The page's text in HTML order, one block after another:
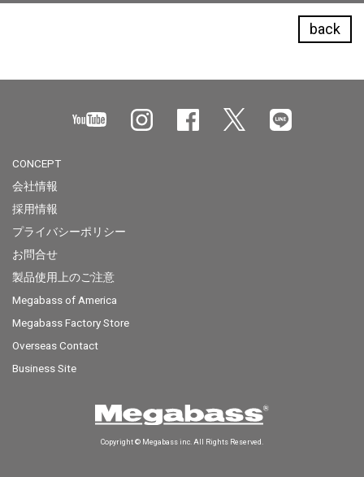
back
CONCEPT
会社情報
採用情報
プライバシーポリシー
お問合せ
製品使用上のご注意
Megabass of America
Megabass Factory Store
Overseas Contact
Business Site
Copyright © Megabass inc. All Rights Reserved.